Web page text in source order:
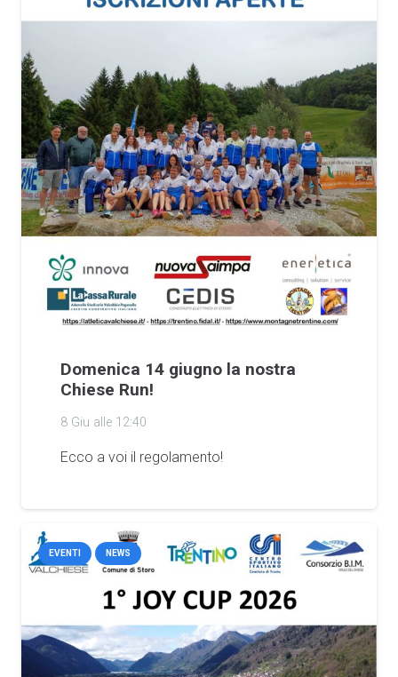
Domenica 14 giugno la nostra
Chiese Run!
8 Giu alle 12:40
Ecco a voi il regolamento!
EVENTI NEWS